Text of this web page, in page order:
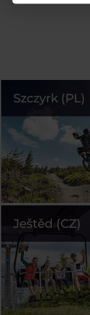
Szczyrk (PL)
Ještěd (CZ)